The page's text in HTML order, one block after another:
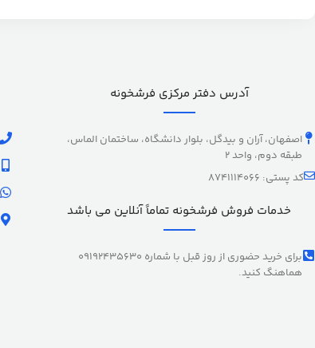
آدرس دفتر مرکزی فرشخونه
اصفهان، آران و بیدگل، بلوار دانشگاه، ساختمان الماس،
طبقه دوم، واحد 2
کد پستی: 8741114066
خدمات فروش فرشخونه تماماً آنلاین می باشد
برای خرید حضوری از روز قبل با شماره 09192435630
هماهنگ کنید.